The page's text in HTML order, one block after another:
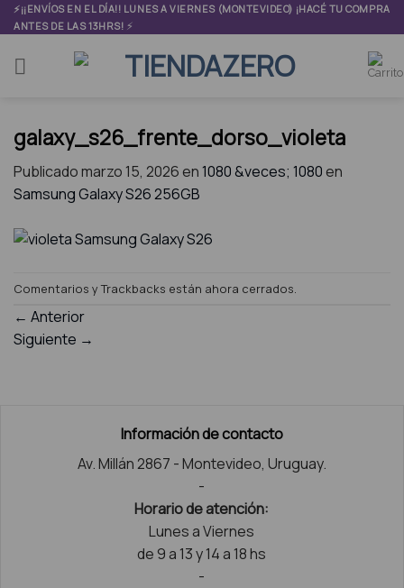
Skip
to
content
⚡¡¡ENVÍOS EN EL DÍA!! LUNES A VIERNES (MONTEVIDEO) ¡HACÉ TU COMPRA
ANTES DE LAS 13HRS! ⚡
galaxy_s26_frente_dorso_violeta
Publicadomarzo 15, 2026en1080 &veces; 1080en
Samsung Galaxy S26 256GB
Comentarios y Trackbacks están ahora cerrados.
← Anterior
Siguiente →
Información de contacto
Av. Millán 2867 - Montevideo, Uruguay.
-
Horario de atención:
Lunes a Viernes
de 9 a 13 y 14 a 18 hs
-